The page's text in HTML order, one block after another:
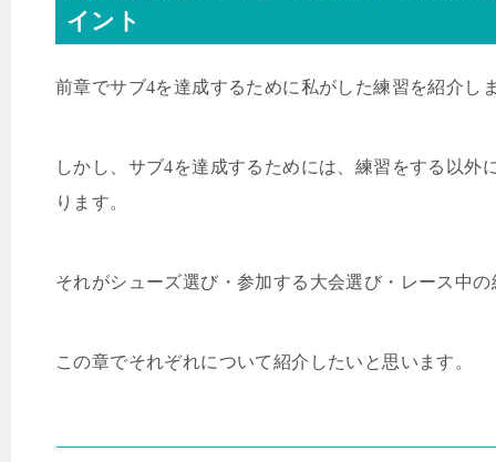
イント
前章でサブ4を達成するために私がした練習を紹介し
しかし、サブ4を達成するためには、練習をする以外
ります。
それがシューズ選び・参加する大会選び・レース中
この章でそれぞれについて紹介したいと思います。